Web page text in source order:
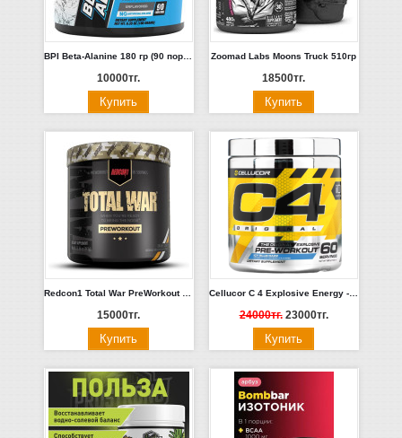
BPI Beta-Alanine 180 гр (90 порций) Без вкуса
10000тг.
Zoomad Labs Moons Truck 510гр
18500тг.
15000тг.
Cellucor C 4 Explosive Energy - 60 порций.
24000тг. 23000тг.